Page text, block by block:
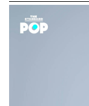
สายกินสายช้อปบอ
มากว่า 200 แบร
เป็นครั้งแรก อย่า
เดี่ยวสไตล์ญี่ปุ่น)
มีให้กินที่นี่แล้วนะ
ชานมสุดฮิปอย่าง